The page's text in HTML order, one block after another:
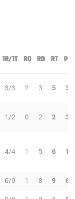
1R/1T RO RD RT PD
3/3 2 3 5 3
1/2 0 2 2 3
4/4 1 5 6 1
0/0 1 8 9 6